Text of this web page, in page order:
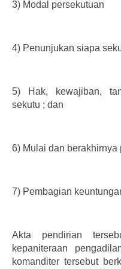
3) Modal persekutuan
4) Penunjukan siapa
5)
Hak, kewajiban,
sekutu ; dan
6) Mulai dan berakhirnya
7) Pembagian
Akta pendirian
kepaniteraan
komanditer tersebut